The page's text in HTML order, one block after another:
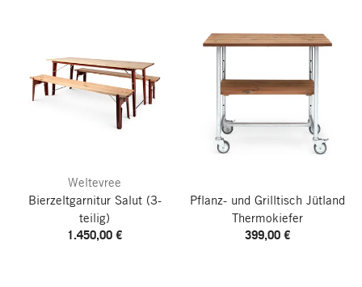
Weltevree
Bierzeltgarnitur Salut(3-
teilig)
1.450,00 €
Pflanz- und Grilltisch Jütland
Thermokiefer
399,00 €